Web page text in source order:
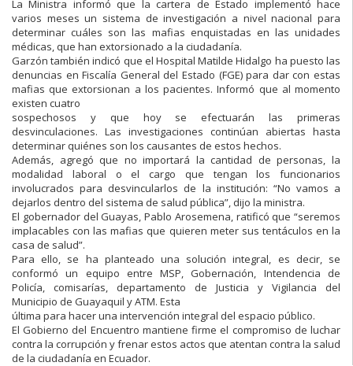
La Ministra informó que la cartera de Estado implementó hace
varios meses un sistema de investigación a nivel nacional para
determinar cuáles son las mafias enquistadas en las unidades
médicas, que han extorsionado a la ciudadanía.
Garzón también indicó que el Hospital Matilde Hidalgo ha puesto las
denuncias en Fiscalía General del Estado (FGE) para dar con estas
mafias queextorsionan a los pacientes. Informó que al momento
existen cuatro
sospechosos y que
hoy se efectuarán las primeras
desvinculaciones. Las investigaciones continúan abiertas hasta
determinar quiénes son los causantes de estos hechos.
Además, agregó que no importará la cantidad de personas, la
modalidad laboral o el cargo que tengan los funcionarios
involucrados para desvincularlos de la institución: “No vamos a
dejarlos dentro del sistema de salud pública”, dijo la ministra.
El gobernador del Guayas, Pablo Arosemena, ratificó que “seremos
implacables con las mafias que quieren meter sus tentáculos en la
casa de salud”.
Para ello, se ha planteado una solución integral, es decir, se
conformó un equipo entre MSP, Gobernación, Intendencia
de
Policía,
comisarías, departamento de Justicia y Vigilancia del
Municipio de Guayaquil y ATM. Esta
última para hacer una intervención integral del espacio público.
El Gobierno del Encuentro mantiene firme el compromiso de luchar
contra la corrupción y frenar estos actos que atentan contra la salud
de la ciudadanía en Ecuador.